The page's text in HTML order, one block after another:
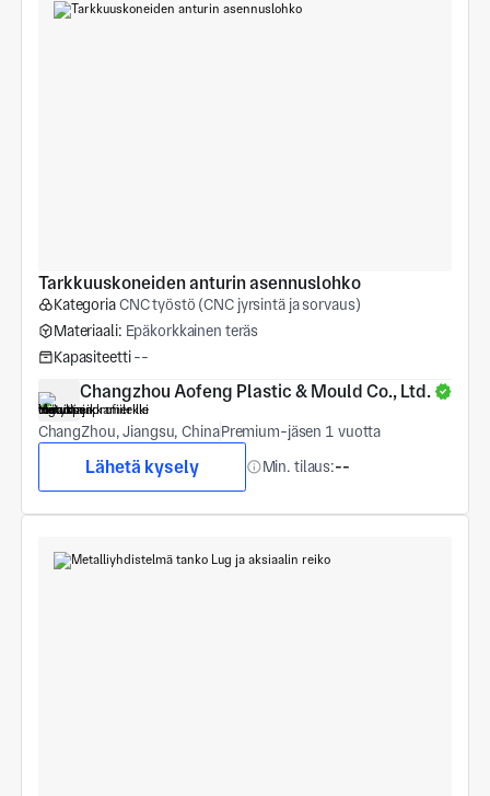
Tarkkuuskoneiden anturin asennuslohko
KategoriaCNC työstö (CNC jyrsintä ja sorvaus)
Materiaali: Epäkorkkainen teräs
Kapasiteetti --
Changzhou Aofeng Plastic & Mould Co., Ltd.
ChangZhou, Jiangsu, ChinaPremium-jäsen 1 vuotta
Lähetä kysely Min. tilaus:--